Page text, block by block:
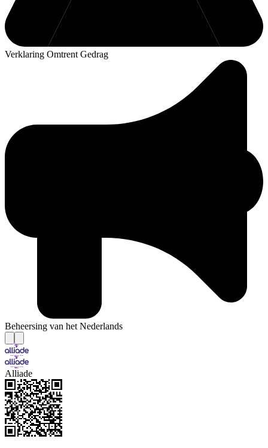
Verklaring Omtrent Gedrag
Beheersing van het Nederlands
Alliade